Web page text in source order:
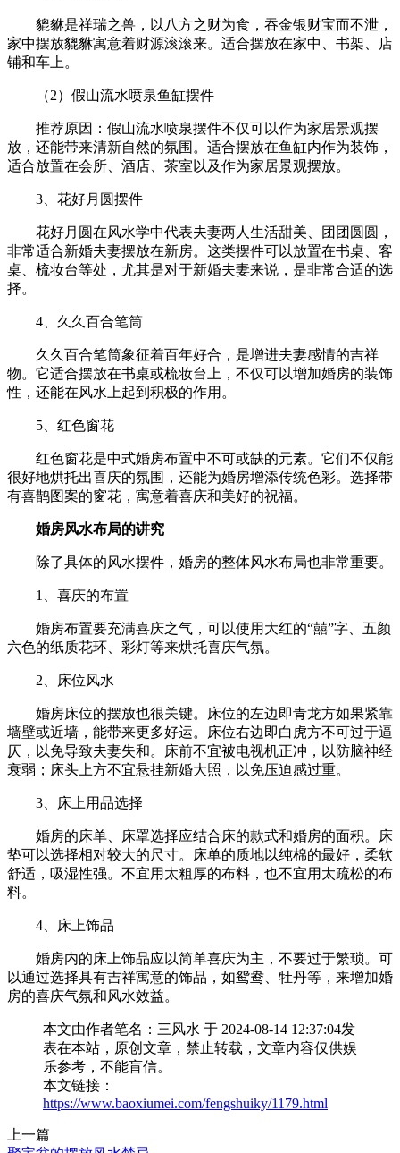
貔貅是祥瑞之兽，以八方之财为食，吞金银财宝而不泄，
家中摆放貔貅寓意着财源滚滚来。适合摆放在家中、书架、店
铺和车上。
（2）假山流水喷泉鱼缸摆件
推荐原因：假山流水喷泉摆件不仅可以作为家居景观摆
放，还能带来清新自然的氛围。适合摆放在鱼缸内作为装饰，
适合放置在会所、酒店、茶室以及作为家居景观摆放。
3、花好月圆摆件
花好月圆在风水学中代表夫妻两人生活甜美、团团圆圆，
非常适合新婚夫妻摆放在新房。这类摆件可以放置在书桌、客
桌、梳妆台等处，尤其是对于新婚夫妻来说，是非常合适的选
择。
4、久久百合笔筒
久久百合笔筒象征着百年好合，是增进夫妻感情的吉祥
物。它适合摆放在书桌或梳妆台上，不仅可以增加婚房的装饰
性，还能在风水上起到积极的作用。
5、红色窗花
红色窗花是中式婚房布置中不可或缺的元素。它们不仅能
很好地烘托出喜庆的氛围，还能为婚房增添传统色彩。选择带
有喜鹊图案的窗花，寓意着喜庆和美好的祝福。
婚房风水布局的讲究
除了具体的风水摆件，婚房的整体风水布局也非常重要。
1、喜庆的布置
婚房布置要充满喜庆之气，可以使用大红的“囍”字、五颜
六色的纸质花环、彩灯等来烘托喜庆气氛。
2、床位风水
婚房床位的摆放也很关键。床位的左边即青龙方如果紧靠
墙壁或近墙，能带来更多好运。床位右边即白虎方不可过于逼
仄，以免导致夫妻失和。床前不宜被电视机正冲，以防脑神经
衰弱；床头上方不宜悬挂新婚大照，以免压迫感过重。
3、床上用品选择
婚房的床单、床罩选择应结合床的款式和婚房的面积。床
垫可以选择相对较大的尺寸。床单的质地以纯棉的最好，柔软
舒适，吸湿性强。不宜用太粗厚的布料，也不宜用太疏松的布
料。
4、床上饰品
婚房内的床上饰品应以简单喜庆为主，不要过于繁琐。可
以通过选择具有吉祥寓意的饰品，如鸳鸯、牡丹等，来增加婚
房的喜庆气氛和风水效益。
本文由作者笔名：三风水 于 2024-08-14 12:37:04发
表在本站，原创文章，禁止转载，文章内容仅供娱
乐参考，不能盲信。
本文链接：
https://www.baoxiumei.com/fengshuiky/1179.html
上一篇